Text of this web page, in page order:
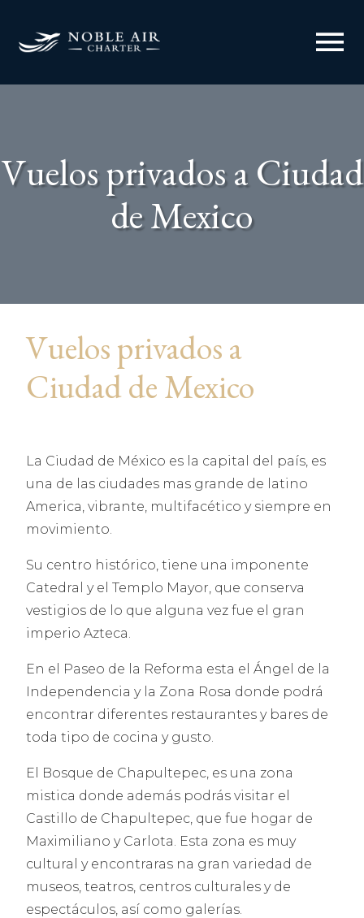
menu
Vuelos privados a Ciudad
de Mexico
Vuelos privados a
Ciudad de Mexico
La Ciudad de México es la capital del país, es
una de las ciudades mas grande de latino
America, vibrante, multifacético y siempre en
movimiento.
Su centro histórico, tiene una imponente
Catedral y el Templo Mayor, que conserva
vestigios de lo que alguna vez fue el gran
imperio Azteca.
En el Paseo de la Reforma esta el Ángel de la
Independencia y la Zona Rosa donde podrá
encontrar diferentes restaurantes y bares de
toda tipo de cocina y gusto.
El Bosque de Chapultepec, es una zona
mistica donde además podrás visitar el
Castillo de Chapultepec, que fue hogar de
Maximiliano y Carlota. Esta zona es muy
cultural y encontraras na gran variedad de
museos, teatros, centros culturales y de
espectáculos, así como galerías.